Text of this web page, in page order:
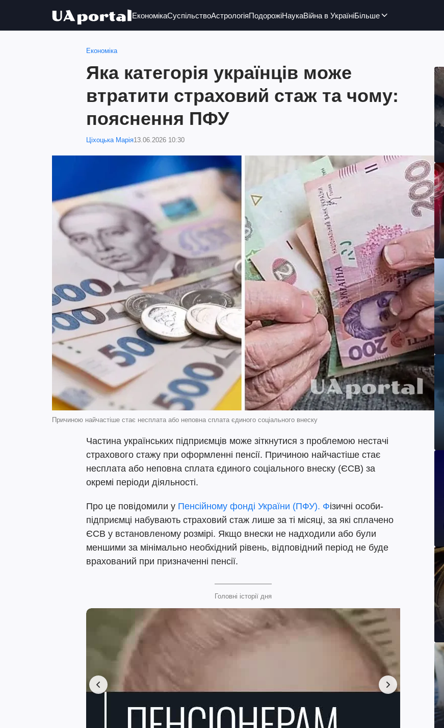
ЕкономікаСуспільствоАстрологіяПодорожіНаукаВійна в УкраїніБільше
Економіка
Яка категорія українців може
втратити страховий стаж та чому:
пояснення ПФУ
Ціхоцька Марія13.06.2026 10:30
Причиною найчастіше стає несплата або неповна сплата єдиного соціального внеску
Частина українських підприємців може зіткнутися з проблемою нестачі
страхового стажу при оформленні пенсії. Причиною найчастіше стає
несплата або неповна сплата єдиного соціального внеску (ЄСВ) за
окремі періоди діяльності.
Про це повідомили у Пенсійному фонді України (ПФУ). Фізичні особи-
підприємці набувають страховий стаж лише за ті місяці, за які сплачено
ЄСВ у встановленому розмірі. Якщо внески не надходили або були
меншими за мінімально необхідний рівень, відповідний період не буде
врахований при призначенні пенсії.
Головні історії дня